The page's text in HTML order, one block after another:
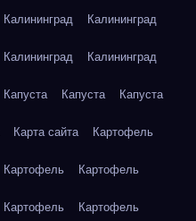
Калининград Калининград
Калининград Калининград
Капуста Капуста Капуста
Карта сайта Картофель
Картофель Картофель
Картофель Картофель